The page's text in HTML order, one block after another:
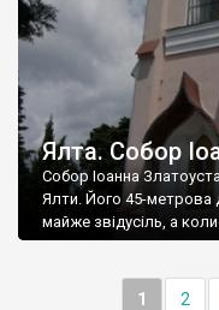
Ялта. Собор
Собор Іоанна
Ялти. Його 45-метрова
майже звідусіль, а
1 2